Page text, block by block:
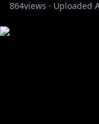
864views · Uploaded